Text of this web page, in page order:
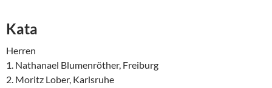
Kata
Herren
1. Nathanael Blumenröther, Freiburg
2. Moritz Lober, Karlsruhe